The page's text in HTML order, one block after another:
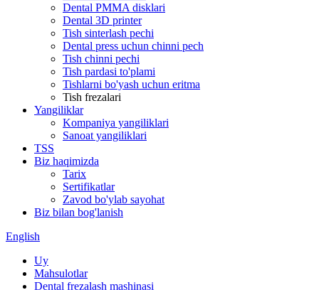
Dental PMMA disklari
Dental 3D printer
Tish sinterlash pechi
Dental press uchun chinni pech
Tish chinni pechi
Tish pardasi to'plami
Tishlarni bo'yash uchun eritma
Tish frezalari
Yangiliklar
Kompaniya yangiliklari
Sanoat yangiliklari
TSS
Biz haqimizda
Tarix
Sertifikatlar
Zavod bo'ylab sayohat
Biz bilan bog'lanish
English
Uy
Mahsulotlar
Dental frezalash mashinasi